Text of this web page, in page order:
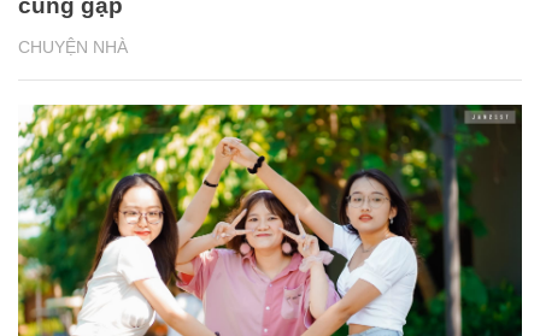
CHUYỆN NHÀ
cũng gặp